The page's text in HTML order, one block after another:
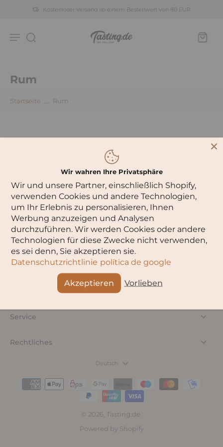
Kostenloser Versand ab einem Bestellwert von 80 EUR
Rum
Startseite Rum
Service
Rechtliches
Deutsch
© 2026, Tasting.de.
Powered by Shopify
Wir wahren Ihre Privatsphäre
Wir und unsere Partner, einschließlich Shopify,
verwenden Cookies und andere Technologien,
um Ihr Erlebnis zu personalisieren, Ihnen
Werbung anzuzeigen und Analysen
durchzuführen. Wir werden Cookies oder andere
Technologien für diese Zwecke nicht verwenden,
es sei denn, Sie akzeptieren sie.
Datenschutzrichtlinie política de google
Akzeptieren Vorlieben